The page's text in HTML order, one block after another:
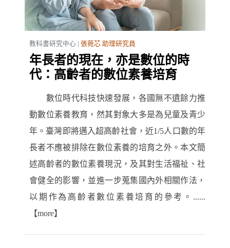
教科書研究中心 | 張菀芯 助理研究員
年長者的現在，亦是數位的時
代：高齡者的數位素養培育
數位時代科技快速發展，各國無不遺餘力推
動數位素養教育，然其對象大多是為兒童及青少
年。臺灣即將邁入超高齡社會，近1/5人口數的年
長者不應被排除在數位素養的培育之外。本文簡
述高齡者的數位素養現況，及其對生活福祉、社
會健全的影響，並進一步蒐集國內外相關作法，
以期作為高齡者數位素養培育的參考。......
【more】